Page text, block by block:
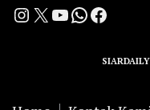
Instagram
X YouTube
WhatsApp
SIARDAILY